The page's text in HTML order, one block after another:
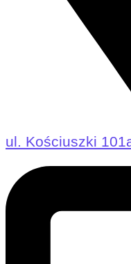
ul. Kościuszki